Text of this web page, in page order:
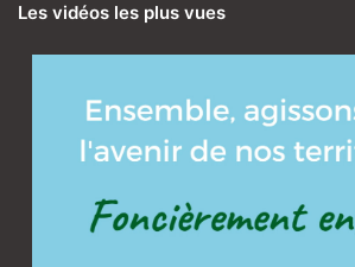
Les vidéos les plus vues